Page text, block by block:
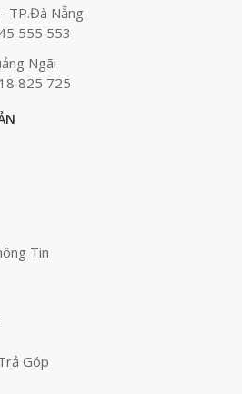
TP.Đà Nẵng
555 553
Ngãi
825 725
Tin
Góp